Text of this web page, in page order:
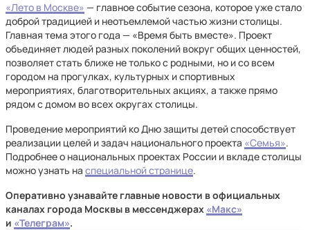
«Лето в Москве» — главное событие сезона, которое уже стало
доброй традицией и неотъемлемой частью жизни столицы.
Главная тема этого года — «Время быть вместе». Проект
объединяет людей разных поколений вокруг общих ценностей,
позволяет стать ближе не только с родными, но и со всем
городом на прогулках, культурных и спортивных
мероприятиях, благотворительных акциях, а также прямо
рядом с домом во всех округах столицы.
Проведение мероприятий ко Дню защиты детей способствует
реализации целей и задач национального проекта «Семья».
Подробнее о национальных проектах России и вкладе столицы
можно узнать на специальной странице.
Оперативно узнавайте главные новости в официальных
каналах города Москвы в мессенджерах «Макс»
и «Телеграм».